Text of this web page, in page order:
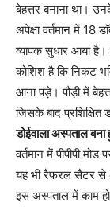
बेहत्तर बनाना था।
अपेक्षा वर्तमान में 18
व्यापक सुधार आया है।
कोशिश है कि निकट
आना पड़े। पौड़ी में
जिसके बाद प्रशिक्षित
डोईवाला अस्पताल
वर्तमान में पीपीपी
यह भी रैफरल सैंटर से
इस अस्पताल में काम